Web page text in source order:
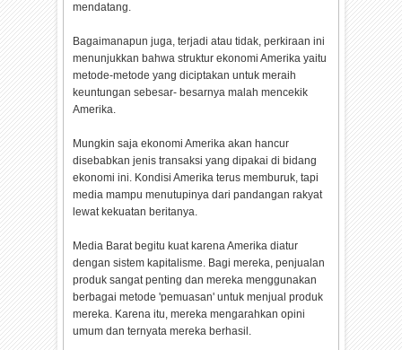
mendatang.
Bagaimanapun juga, terjadi atau tidak, perkiraan ini
menunjukkan bahwa struktur ekonomi Amerika yaitu
metode-metode yang diciptakan untuk meraih
keuntungan sebesar- besarnya malah mencekik
Amerika.
Mungkin saja ekonomi Amerika akan hancur
disebabkan jenis transaksi yang dipakai di bidang
ekonomi ini. Kondisi Amerika terus memburuk, tapi
media mampu menutupinya dari pandangan rakyat
lewat kekuatan beritanya.
Media Barat begitu kuat karena Amerika diatur
dengan sistem kapitalisme. Bagi mereka, penjualan
produk sangat penting dan mereka menggunakan
berbagai metode 'pemuasan' untuk menjual produk
mereka. Karena itu, mereka mengarahkan opini
umum dan ternyata mereka berhasil.